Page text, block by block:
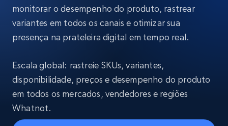
monitorar o desempenho do produto, rastrear
variantes em todos os canais e otimizar sua
presença na prateleira digital em tempo real.
Escala global: rastreie SKUs, variantes,
disponibilidade, preços e desempenho do produto
em todos os mercados, vendedores e regiões
Whatnot.